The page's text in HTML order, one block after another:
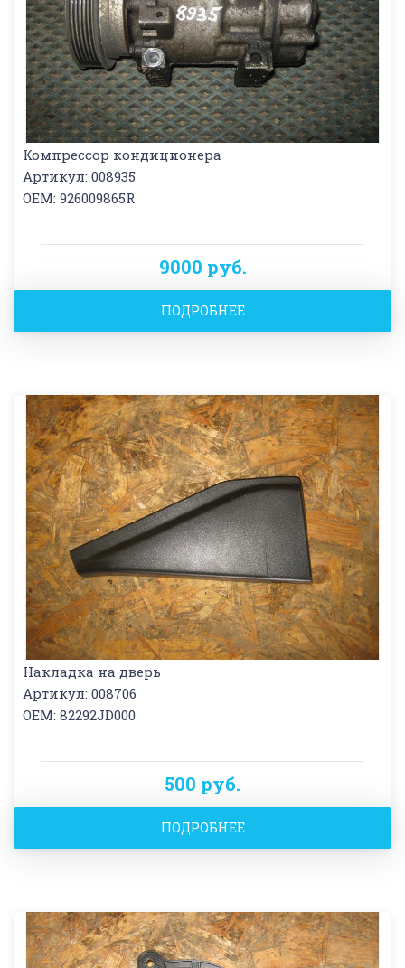
Компрессор кондиционера
Артикул: 008935
OEM: 926009865R
9000 руб.
ПОДРОБНЕЕ
Накладка на дверь
Артикул: 008706
OEM: 82292JD000
500 руб.
ПОДРОБНЕЕ